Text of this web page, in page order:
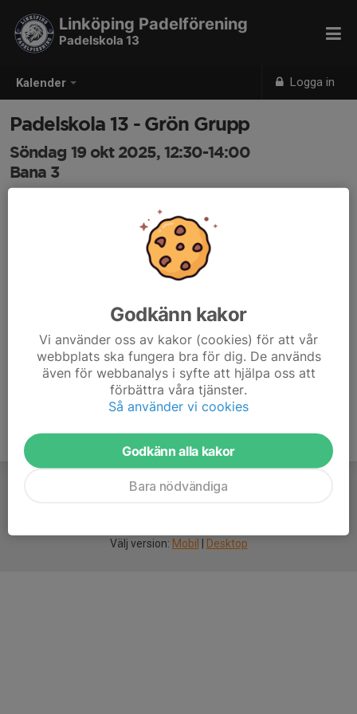
Kalender Logga in
Linköping Padelförening
Padelskola 13
Padelskola 13 - Grön Grupp
Söndag 19 okt 2025, 12:30-14:00
Bana 3
Välj version: Mobil Desktop
Godkänn kakor
Vi använder oss av kakor (cookies) för att vår
webbplats ska fungera bra för dig. De används
även för webbanalys i syfte att hjälpa oss att
förbättra våra tjänster.
Så använder vi cookies
Godkänn alla kakor
Bara nödvändiga